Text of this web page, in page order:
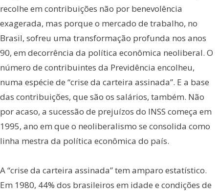
recolhe em contribuições não por benevolência
exagerada, mas porque o mercado de trabalho, no
Brasil, sofreu uma transformação profunda nos anos
90, em decorrência da política econômica neoliberal. O
número de contribuintes da Previdência encolheu,
numa espécie de “crise da carteira assinada”. E a base
das contribuições, que são os salários, também. Não
por acaso, a sucessão de prejuízos do INSS começa em
1995, ano em que o neoliberalismo se consolida como
linha mestra da política econômica do país.
A “crise da carteira assinada” tem amparo estatístico.
Em 1980, 44% dos brasileiros em idade e condições de